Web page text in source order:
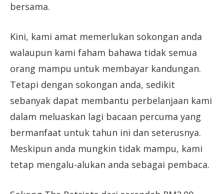
bersama.
Kini, kami amat memerlukan sokongan anda
walaupun kami faham bahawa tidak semua
orang mampu untuk membayar kandungan.
Tetapi dengan sokongan anda, sedikit
sebanyak dapat membantu perbelanjaan kami
dalam meluaskan lagi bacaan percuma yang
bermanfaat untuk tahun ini dan seterusnya.
Meskipun anda mungkin tidak mampu, kami
tetap mengalu-alukan anda sebagai pembaca.